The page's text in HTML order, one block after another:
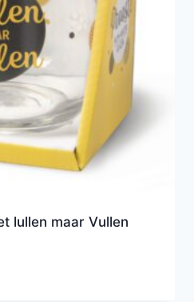
lullen maar Vullen